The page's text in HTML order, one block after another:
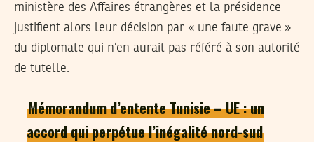
ministère des Affaires étrangères et la présidence
justifient alors leur décision par « une faute grave »
du diplomate qui n’en aurait pas référé à son autorité
de tutelle.
Mémorandum d’entente Tunisie – UE : un
accord qui perpétue l’inégalité nord-sud